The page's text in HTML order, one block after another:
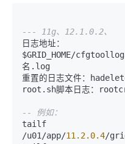
--- 11g、12.1.0.2、
日志地址：
$GRID_HOME/
名.log
重置的日志文件：
root.sh脚本日志：
-- 例如：
/u01 /app/11.2.0.4/